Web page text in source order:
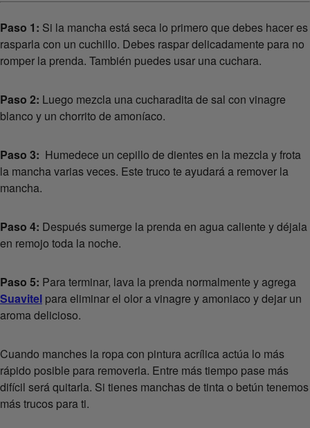
Paso 1: Si la mancha está seca lo primero que debes hacer es
rasparla con un cuchillo. Debes raspar delicadamente para no
romper la prenda. También puedes usar una cuchara.
Paso 2: Luego mezcla una cucharadita de sal con vinagre
blanco y un chorrito de amoníaco.
Paso 3: Humedece un cepillo de dientes en la mezcla y frota
la mancha varias veces. Este truco te ayudará a remover la
mancha.
Paso 4: Después sumerge la prenda en agua caliente y déjala
en remojo toda la noche.
Paso 5: Para terminar, lava la prenda normalmente y agrega
Suavitel para eliminar el olor a vinagre y amoniaco y dejar un
aroma delicioso.
Cuando manches la ropa con pintura acrílica actúa lo más
rápido posible para removerla. Entre más tiempo pase más
difícil será quitarla. Si tienes manchas de tinta o betún tenemos
más trucos para ti.